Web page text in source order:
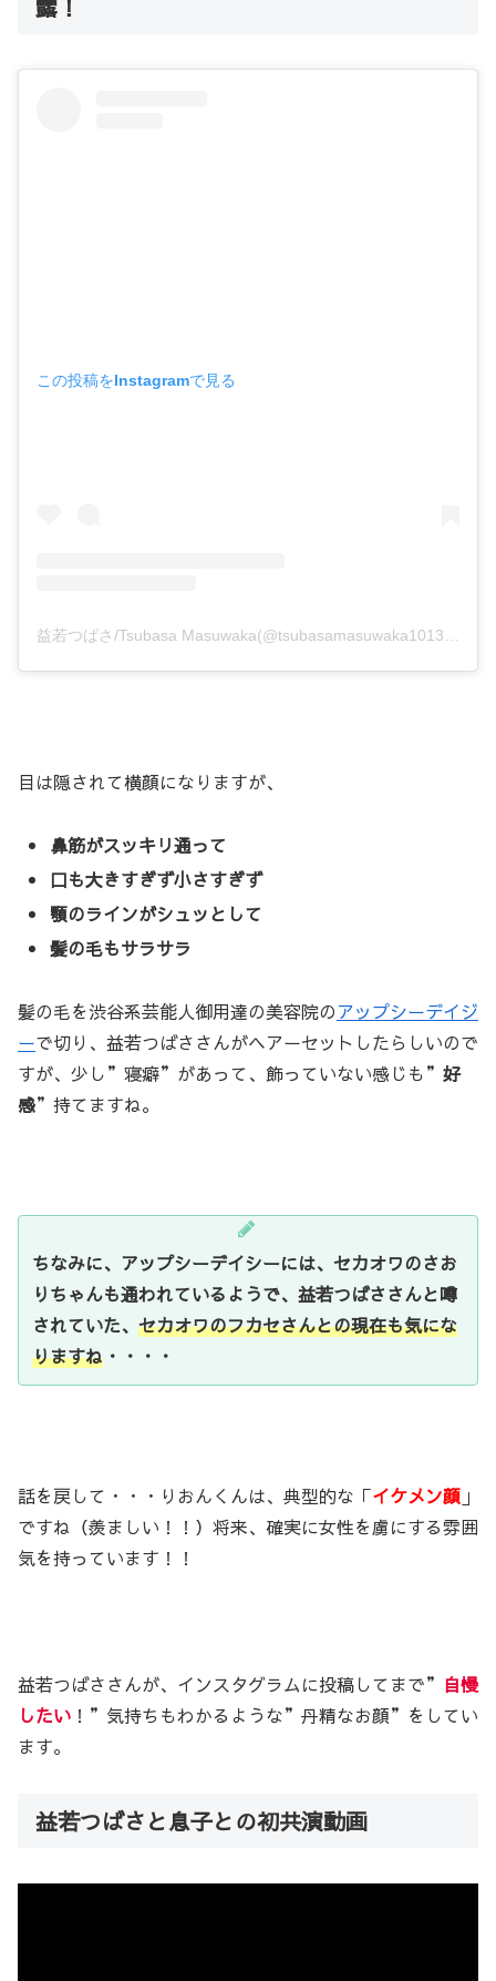
露！
この投稿をInstagramで見る
益若つばさ/Tsubasa Masuwaka(@tsubasamasuwaka1013)がシェアした投稿
目は隠されて横顔になりますが、
鼻筋がスッキリ通って
口も大きすぎず小さすぎず
顎のラインがシュッとして
髪の毛もサラサラ
髪の毛を渋谷系芸能人御用達の美容院のアップシーデイジ
ーで切り、益若つばささんがヘアーセットしたらしいので
すが、少し”寝癖”があって、飾っていない感じも” 好
感”持てますね。
ちなみに、アップシーデイシーには、セカオワのさお
りちゃんも通われているようで、益若つばささんと噂
されていた、 セカオワのフカセさんとの現在も気にな
りますね ・・・・
話を戻して・・・りおんくんは、典型的な「イケメン顔 」
ですね（羨ましい！！）将来、確実に女性を虜にする雰囲
気を持っています！！
益若つばささんが、インスタグラムに投稿してまで” 自慢
したい ！”気持ちもわかるような”丹精なお顔”をしてい
ます。
益若つばさと息子との初共演動画